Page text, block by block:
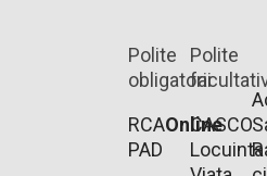
Polite
obligatorii
RCAOnline
PAD
Polite
CASCO
Locuinta